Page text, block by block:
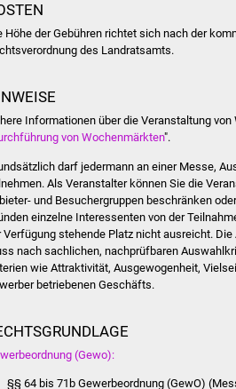
Höhe der Gebühren richtet sich nach der
des Landratsamts.
Informationen über die Veranstaltung
von Wochenmärkten".
darf jedermann an einer Messe,
Als Veranstalter können Sie die
und Besuchergruppen beschränken
einzelne Interessenten von der
Verfügung stehende Platz nicht ausreicht.
nach sachlichen, nachprüfbaren
wie Attraktivität, Ausgewogenheit,
betriebenen Geschäfts.
(Gewo):
§§ 64 bis 71b Gewerbeordnung (GewO)